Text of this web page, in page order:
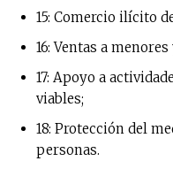
15: Comercio ilícito
16: Ventas a
17: Apoyo a
viables;
18: Protección del
personas.